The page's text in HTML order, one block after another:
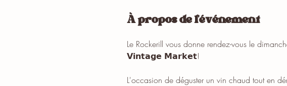
À propos de l'événement
Le Rockerill vous donne rendez-vous le
𝗩𝗶𝗻𝘁𝗮𝗴𝗲 𝗠𝗮𝗿𝗸𝗲𝘁!
L'occasion de déguster un vin chaud tout en